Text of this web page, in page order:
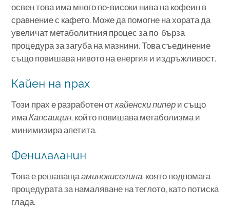
освен това има много по-високи нива на кофеин в
сравнение с кафето. Може да помогне на хората да
увеличат метаболитния процес за по-бърза
процедура за загуба на мазнини. Това съединение
също повишава нивото на енергия и издръжливост.
Кайен на прах
Този прах е разработен откайенски пипери също
имаКапсаицин, който повишава метаболизма и
минимизира апетита.
Фенилаланин
Това е решаващааминокиселина, която подпомага
процедурата за намаляване на теглото, като потиска
глада.